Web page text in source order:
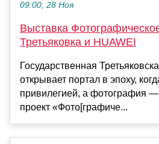
09:00, 28 Ноя
Выставка
Третьяковка и HUAWEI
Государственная
открывает портал в эпоху,
привилегией, а фотография
проект «Фото[графиче...